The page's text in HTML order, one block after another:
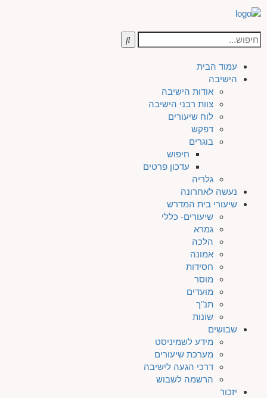
עמוד הבית
הישיבה
אודות הישיבה
צוות רבני הישיבה
לוח שיעורים
דפקש
בוגרים
חיפוש
עדכון פרטים
גלריה
נעשה לאחרונה
שיעורי בית המדרש
שיעורים- כללי
גמרא
הלכה
אמונה
חסידות
מוסר
מועדים
תנ"ך
שונות
שבושים
מידע לשמיניסט
מערכת שיעורים
דרכי הגעה לישיבה
הרשמה לשבוש
יזכור